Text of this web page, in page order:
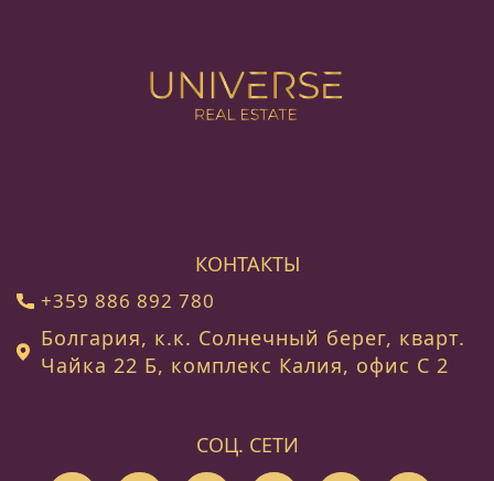
КОНТАКТЫ
+359 886 892 780
Болгария, к.к. Солнечный берег, кварт.
Чайка 22 Б, комплекс Калия, офис C 2
СОЦ. СЕТИ